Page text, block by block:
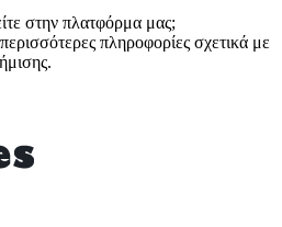
στην πλατφόρμα μας;
πληροφορίες σχετικά με